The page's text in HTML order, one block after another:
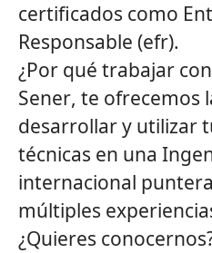
certificados como
Responsable (efr).
¿Por qué trabajar
Sener, te ofrecemos
desarrollar y utilizar
técnicas en una
internacional
múltiples
¿Quieres